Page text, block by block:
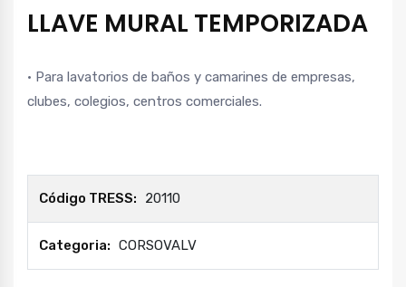
LLAVE MURAL TEMPORIZADA
• Para lavatorios de baños y camarines de empresas,
clubes, colegios, centros comerciales.
Código TRESS: 20110
Categoria: CORSOVALV